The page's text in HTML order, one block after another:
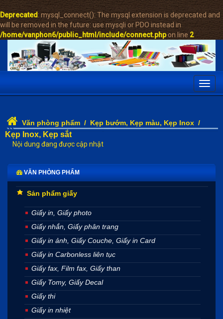
Deprecated: mysql_connect(): The mysql extension is deprecated and
will be removed in the future: use mysqli or PDO instead in
/home/vanphon6/public_html/include/connect.phpon line 2
Văn phòng phẩm / Kẹp bướm, Kẹp màu, Kẹp Inox /
Kẹp Inox, Kẹp sắt
Nội dung đang được cập nhật
VĂN PHÒNG PHẨM
Sản phẩm giấy
Giấy in, Giấy photo
Giấy nhắn, Giấy phân trang
Giấy in ảnh, Giấy Couche, Giấy in Card
Giấy in Carbonless liên tục
Giấy fax, Film fax, Giấy than
Giấy Tomy, Giấy Decal
Giấy thi
Giấy in nhiệt